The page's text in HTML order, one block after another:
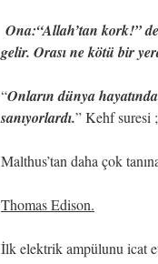
Ona:“Allah’tan kork!”
gelir. Orası ne kötü bir
“Onların dünya
sanıyorlardı.” Kehf suresi
Malthus’tan daha çok
Thomas Edison.
İlk elektrik ampülunu icat